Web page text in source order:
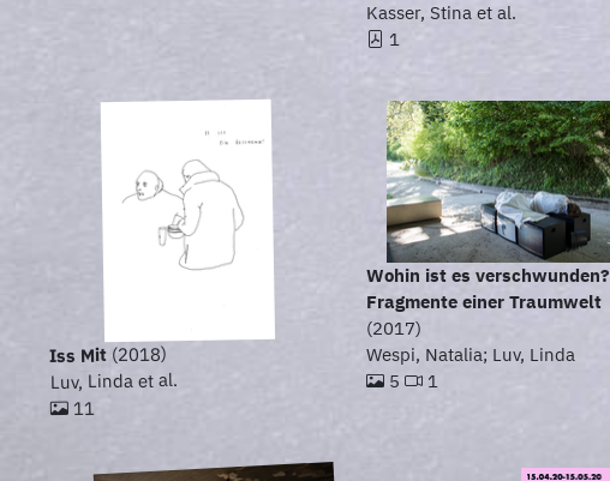
Kasser, Stina et al.
1
Iss Mit (2018)
Luv, Linda et al.
11
Wohin ist es verschwunden?
Fragmente einer Traumwelt
(2017)
Wespi, Natalia; Luv, Linda
5
1